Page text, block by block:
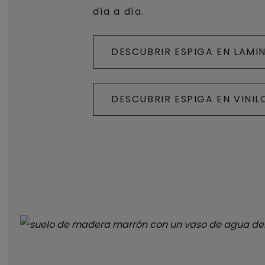
día a día.
DESCUBRIR ESPIGA EN
DESCUBRIR ESPIGA EN